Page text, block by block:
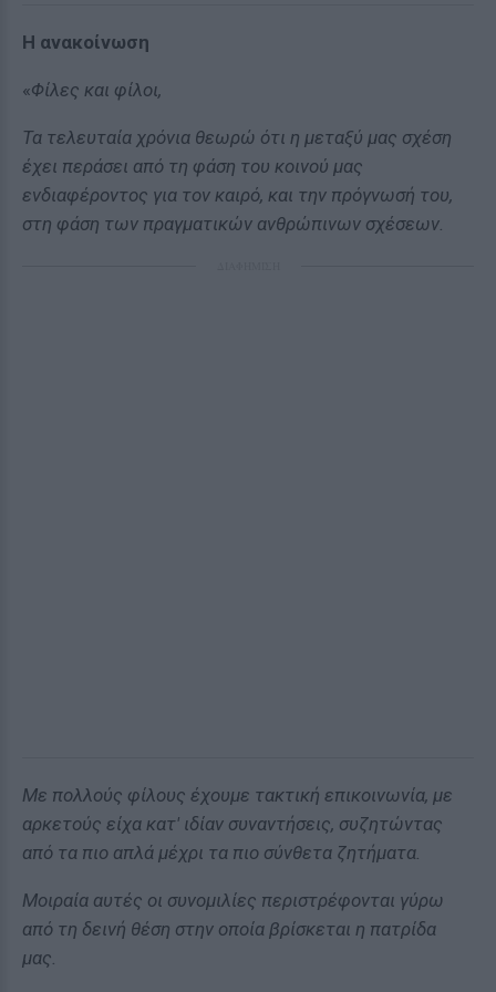
H ανακοίνωση
«Φίλες και φίλοι,
Τα τελευταία χρόνια θεωρώ ότι η μεταξύ μας σχέση
έχει περάσει από τη φάση του κοινού μας
ενδιαφέροντος για τον καιρό, και την πρόγνωσή του,
στη φάση των πραγματικών ανθρώπινων σχέσεων.
Με πολλούς φίλους έχουμε τακτική επικοινωνία, με
αρκετούς είχα κατ' ιδίαν συναντήσεις, συζητώντας
από τα πιο απλά μέχρι τα πιο σύνθετα ζητήματα.
Μοιραία αυτές οι συνομιλίες περιστρέφονται γύρω
από τη δεινή θέση στην οποία βρίσκεται η πατρίδα
μας.